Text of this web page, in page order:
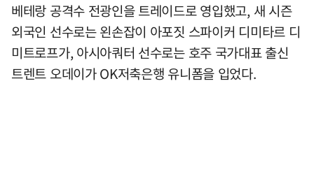
베테랑 공격수 전광인을 트레이드로 영입했고, 새 시즌
외국인 선수로는 왼손잡이 아포짓 스파이커 디미타르 디
미트로프가, 아시아쿼터 선수로는 호주 국가대표 출신
트렌트 오데이가 OK저축은행 유니폼을 입었다.